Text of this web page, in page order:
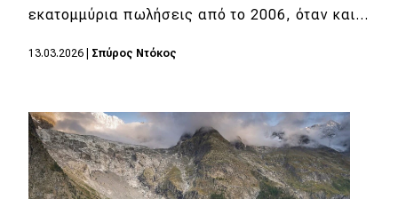
εκατομμύρια πωλήσεις από το 2006, όταν και…
13.03.2026 Σπύρος Ντόκος